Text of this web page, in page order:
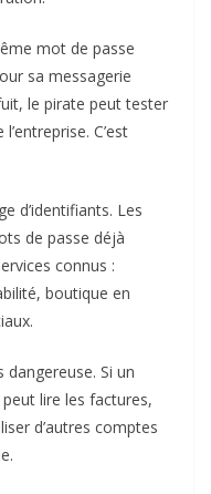
mot de passe
sa messagerie
le pirate peut tester
C’est
d’identifiants. Les
de passe déjà
connus :
boutique en
dangereuse. Si un
lire les factures,
d’autres comptes